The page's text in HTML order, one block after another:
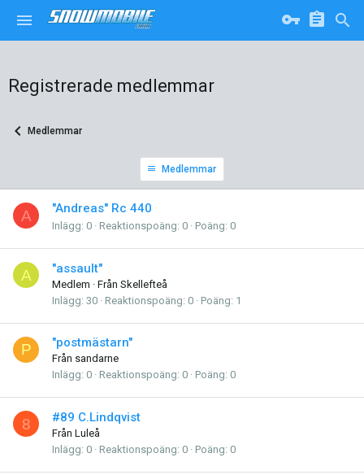
Registrerade medlemmar
Medlemmar
Medlemmar
A "Andreas" Rc 440
Inlägg 0 Reaktionspoäng 0 Poäng 0
A "assault"
Medlem · Från Skellefteå
Inlägg 30 Reaktionspoäng 0 Poäng 1
P "postmästarn"
Från sandarne
Inlägg 0 Reaktionspoäng 0 Poäng 0
8 #89 C.Lindqvist
Från Luleå
Inlägg 0 Reaktionspoäng 0 Poäng 0